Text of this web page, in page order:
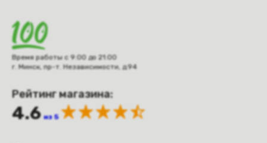
Время работы с 9:00 до 21:00
г. Минск, пр-т. Независимости, д.94
Рейтинг магазина:
4.6 из 5